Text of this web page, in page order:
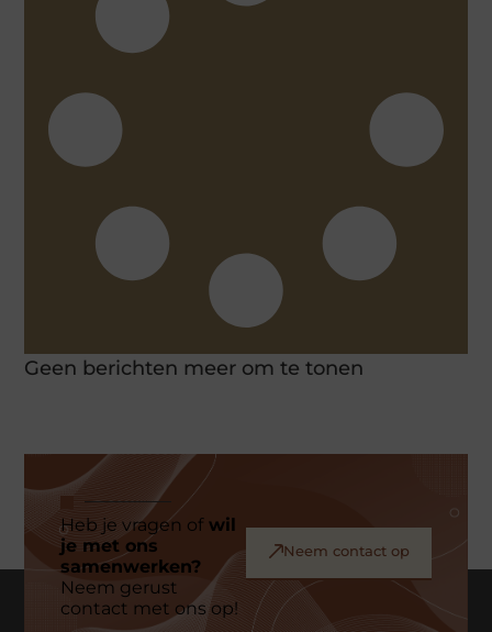
Geen berichten meer om te tonen
Heb je vragen ofwil
je met ons
samenwerken?
Neem gerust
contact met ons op!
Neem contact op